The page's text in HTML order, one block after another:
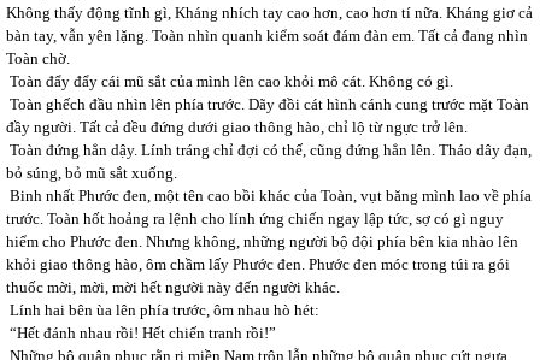
Không thấy động tĩnh gì, Kháng nhích tay cao hơn, cao hơn tí nữa. Kháng giơ cả
bàn tay, vẫn yên lặng. Toàn nhìn quanh kiểm soát đám đàn em. Tất cả đang nhìn
Toàn chờ.
Toàn đẩy đẩy cái mũ sắt của mình lên cao khỏi mô cát. Không có gì.
Toàn ghếch đầu nhìn lên phía trước. Dãy đồi cát hình cánh cung trước mặt Toàn
đầy người. Tất cả đều đứng dưới giao thông hào, chỉ lộ từ ngực trở lên.
Toàn đứng hẳn dậy. Lính tráng chỉ đợi có thế, cũng đứng hẳn lên. Tháo dây đạn,
bỏ súng, bỏ mũ sắt xuống.
Binh nhất Phước đen, một tên cao bồi khác của Toàn, vụt băng mình lao về phía
trước. Toàn hốt hoảng ra lệnh cho lính ứng chiến ngay lập tức, sợ có gì nguy
hiểm cho Phước đen. Nhưng không, những người bộ đội phía bên kia nhào lên
khỏi giao thông hào, ôm chầm lấy Phước đen. Phước đen móc trong túi ra gói
thuốc mời, mời, mời hết người này đến người khác.
Lính hai bên ùa lên phía trước, ôm nhau hò hét:
“Hết đánh nhau rồi! Hết chiến tranh rồi!”
Những bộ quân phục rằn ri miền Nam trộn lẫn những bộ quân phục cứt ngựa